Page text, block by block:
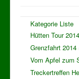
MTF der Verein
Kategorie Liste
Hütten Tour 2014
Grenzfahrt 2014
Vom Apfel zum
Treckertreffen